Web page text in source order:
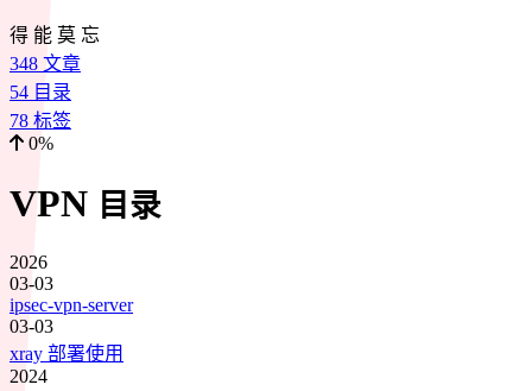
得 能 莫 忘
348 文章
54 目录
78 标签
0%
VPN 目录
2026
03-03
ipsec-vpn-server
03-03
xray 部署使用
2024